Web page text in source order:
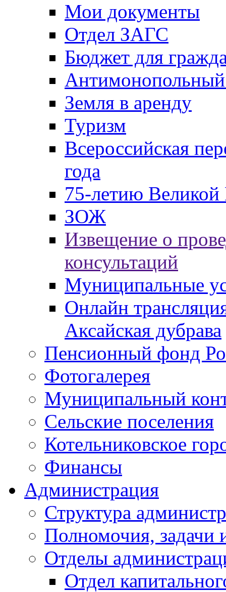
Мои документы
Отдел ЗАГС
Бюджет для
Антимонопольный
Земля в аренду
Туризм
Всероссийская
года
75-летию
ЗОЖ
Извещение о
консультаций
Муниципальные
Онлайн
Аксайская дубрава
Пенсионный фонд
Фотогалерея
Муниципальный
Сельские поселения
Котельниковское
Финансы
Администрация
Структура
Полномочия, задачи
Отделы
Отдел